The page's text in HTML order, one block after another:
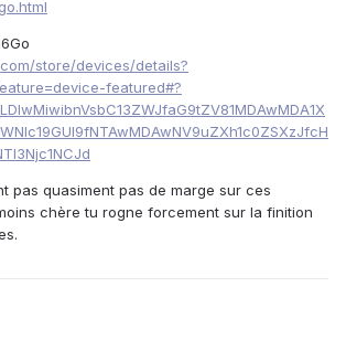
store/devices/details?
featured#?
pas quasiment pas de marge sur ces
chère tu rogne forcement sur la finition